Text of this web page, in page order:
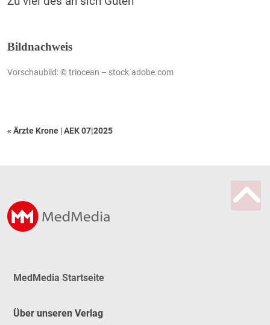
Bildnachweis
Vorschaubild: © triocean – stock.adobe.com
« Ärzte Krone |AEK 07|2025
MedMedia Startseite
Über unseren Verlag